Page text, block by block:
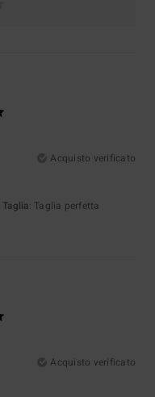
Acquisto verificato
Taglia: Taglia perfetta
Acquisto verificato